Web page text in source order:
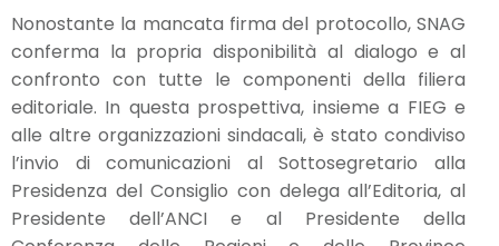
Nonostante la mancata firma del protocollo, SNAG
conferma la propria disponibilità al dialogo e al
confronto con tutte le componenti della filiera
editoriale. In questa prospettiva, insieme a FIEG e
alle altre organizzazioni sindacali, è stato condiviso
l’invio di comunicazioni al Sottosegretario alla
Presidenza del Consiglio con delega all’Editoria, al
Presidente dell’ANCI e al Presidente della